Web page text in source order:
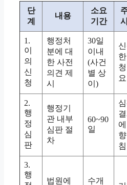
단
계
내용
소요
기간
1.
이
의
신
청
행정처
분에 대
한 사전
의견 제
시
30일
이내
(사건
별 상
이)
요
2.
행
정
심
판
행정기
관 내부
심판 절
차
60~90
일
향
침
3.
행
법원에 수개